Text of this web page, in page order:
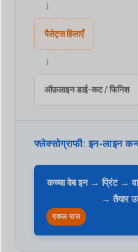
→
पैलेट्स हिलाएँ
→
ऑफ़लाइन डाई-कट / फिनिश
फ्लेक्सोग्राफी: इन-लाइन
कच्चा वेब इन → प्रिंट →
→ तैयार
एकल पास